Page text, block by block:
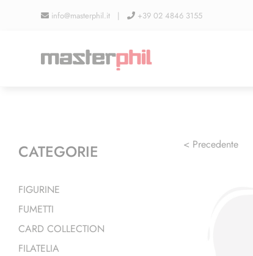
info@masterphil.it | +39 02 4846 3155
< Precedente
CATEGORIE
FIGURINE
FUMETTI
CARD COLLECTION
FILATELIA